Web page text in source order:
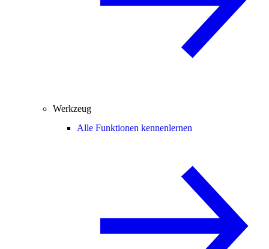
Werkzeug
Alle Funktionen kennenlernen